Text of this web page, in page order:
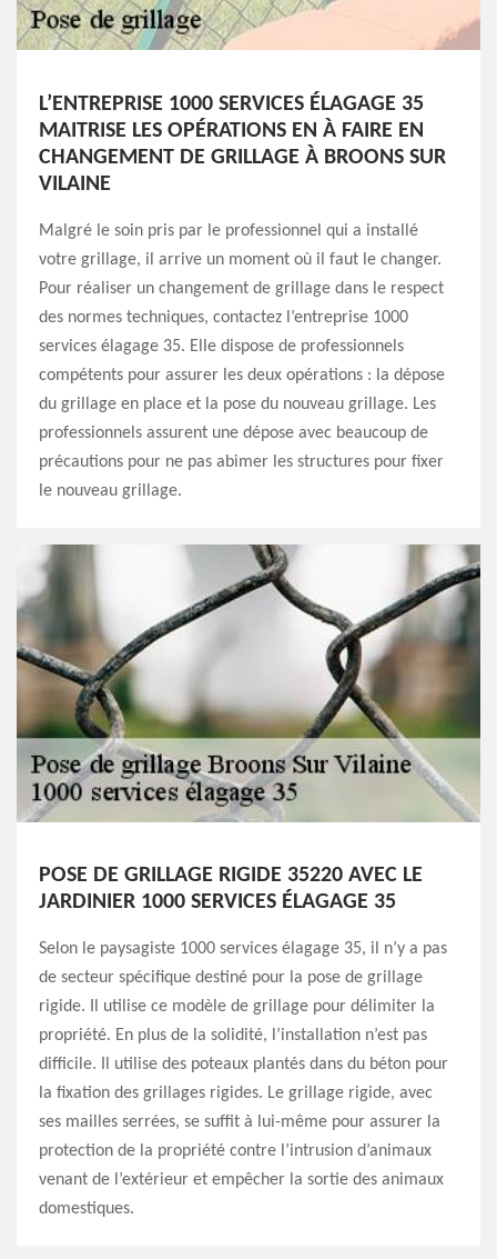
L’ENTREPRISE 1000 SERVICES ÉLAGAGE 35
MAITRISE LES OPÉRATIONS EN À FAIRE EN
CHANGEMENT DE GRILLAGE À BROONS SUR
VILAINE
Malgré le soin pris par le professionnel qui a installé
votre grillage, il arrive un moment où il faut le changer.
Pour réaliser un changement de grillage dans le respect
des normes techniques, contactez l’entreprise 1000
services élagage 35. Elle dispose de professionnels
compétents pour assurer les deux opérations : la dépose
du grillage en place et la pose du nouveau grillage. Les
professionnels assurent une dépose avec beaucoup de
précautions pour ne pas abimer les structures pour fixer
le nouveau grillage.
POSE DE GRILLAGE RIGIDE 35220 AVEC LE
JARDINIER 1000 SERVICES ÉLAGAGE 35
Selon le paysagiste 1000 services élagage 35, il n’y a pas
de secteur spécifique destiné pour la pose de grillage
rigide. Il utilise ce modèle de grillage pour délimiter la
propriété. En plus de la solidité, l’installation n’est pas
difficile. Il utilise des poteaux plantés dans du béton pour
la fixation des grillages rigides. Le grillage rigide, avec
ses mailles serrées, se suffit à lui-même pour assurer la
protection de la propriété contre l’intrusion d’animaux
venant de l’extérieur et empêcher la sortie des animaux
domestiques.